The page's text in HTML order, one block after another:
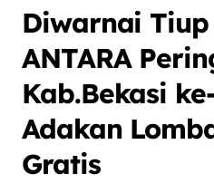
Diwarnai
ANTARA
Kab.Bekasi
Adakan
Gratis